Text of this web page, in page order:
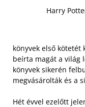
Harry
könyvek első kötetét
beírta magát a világ
könyvek sikerén
megvásárolták és a
Hét évvel ezelőtt